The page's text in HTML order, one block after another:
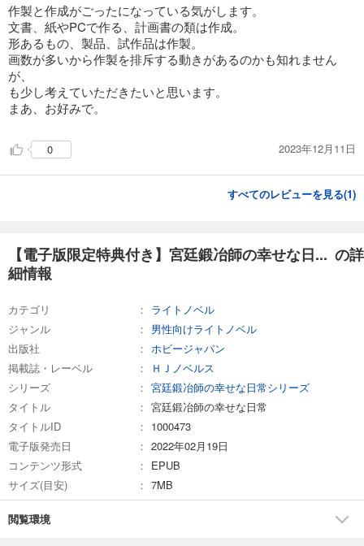
作製と作成がごったになっている気がします。
文書、紙やPCで作る、計画書の類は作成。
形あるもの、製品、試作品は作製。
画数が多いから作製を排斥する動きがあるのかも知れません
が、
も少し考えていただきたいと思います。
まあ、お好みで。
0 2023年12月11日
すべてのレビューを見る(1)
【電子版限定特典付き】宮廷鍛冶師の幸せな日... の詳
細情報
カテゴリ
ライトノベル
ジャンル
男性向けライトノベル
出版社
ホビージャパン
掲載誌・レーベル
ＨＪノベルス
シリーズ
宮廷鍛冶師の幸せな日常シリーズ
タイトル
宮廷鍛冶師の幸せな日常
タイトルID
1000473
電子版発売日
2022年02月19日
コンテンツ形式
EPUB
サイズ(目安)
7MB
閲覧環境